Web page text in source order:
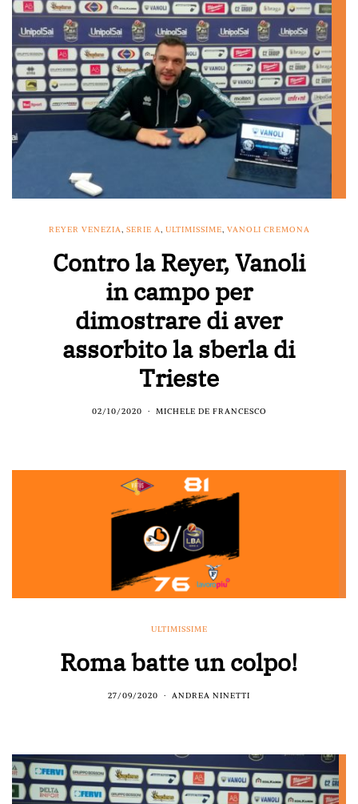
REYER VENEZIA, SERIE A, ULTIMISSIME, VANOLI CREMONA
Contro la Reyer, Vanoli
in campo per
dimostrare di aver
assorbito la sberla di
Trieste
02/10/2020 MICHELE DE FRANCESCO
ULTIMISSIME
Roma batte un colpo!
27/09/2020 ANDREA NINETTI